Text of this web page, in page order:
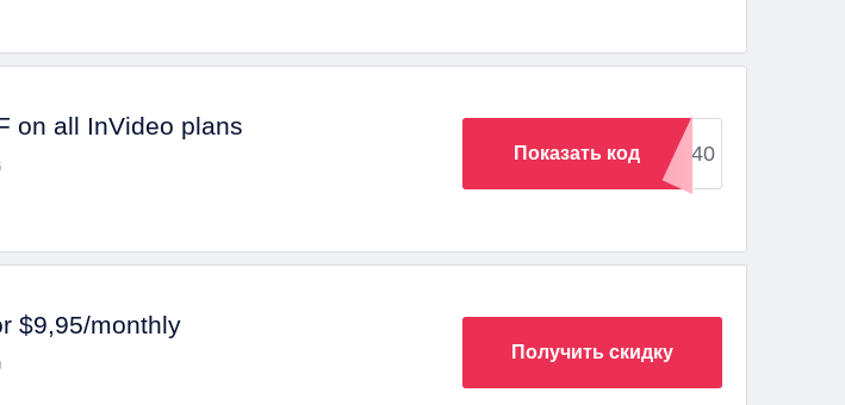
on all InVideo plans
Показать кодDISCOUNT40
$9,95/monthly
Получить скидку